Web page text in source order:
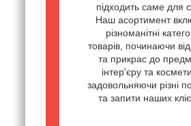
підходить саме для
Наш асортимент
різноманітні
товарів, починаючи
та прикрас до
інтер'єру та
задовольняючи різні
та запити наших